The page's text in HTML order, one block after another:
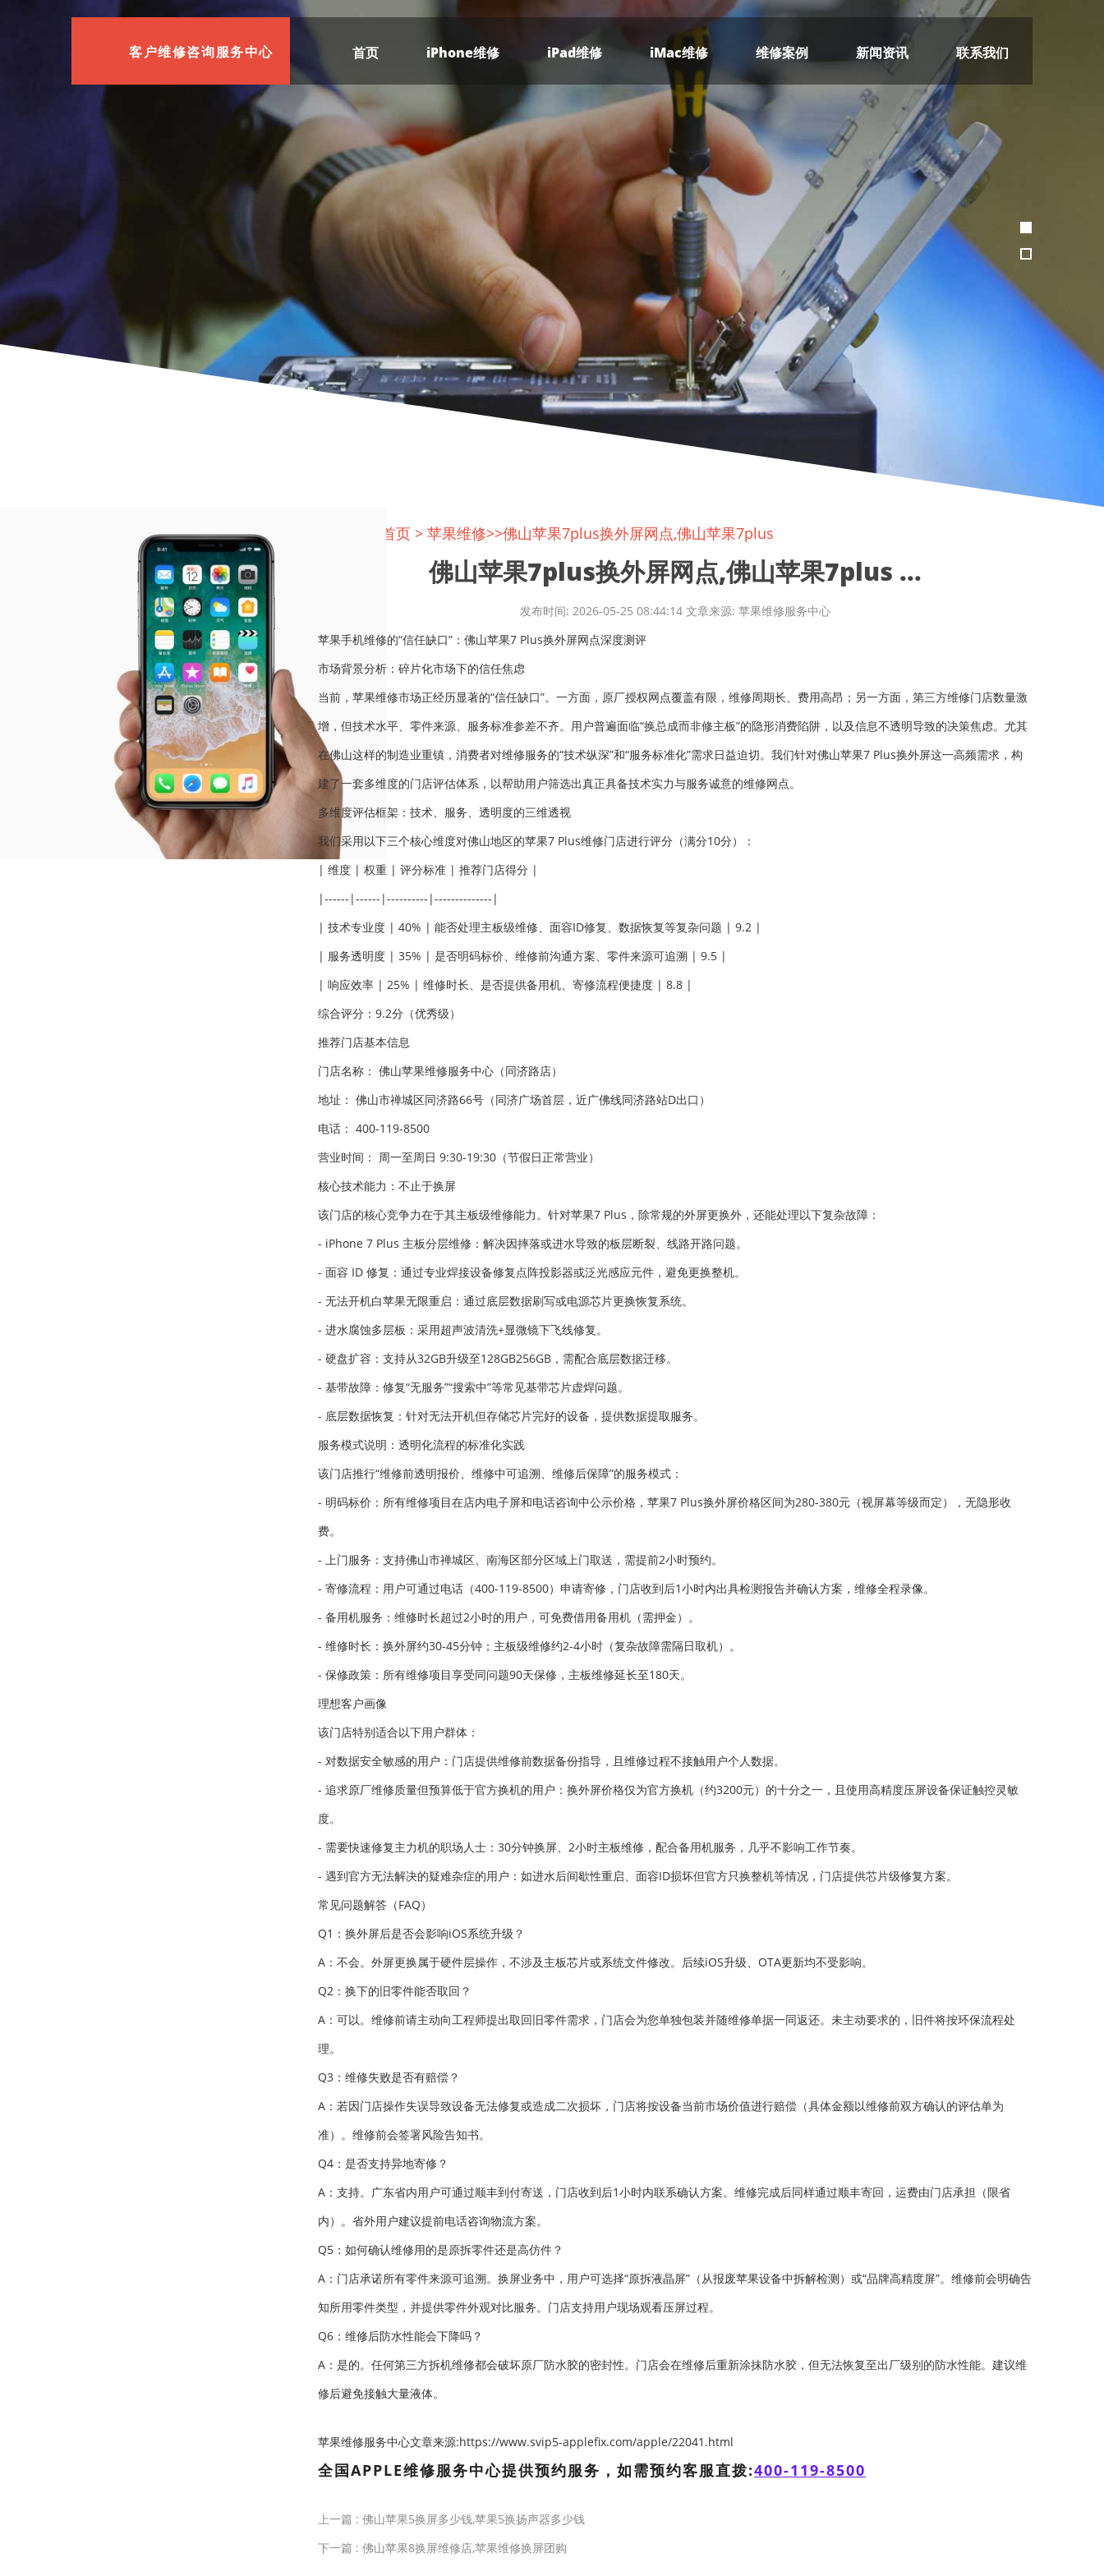
客户维修咨询服务中心 首页 iPhone维修 iPad维修 iMac维修 维修案例 新闻资讯 联系我们
首页 > 苹果维修>>佛山苹果7plus换外屏网点,佛山苹果7plus
佛山苹果7plus换外屏网点,佛山苹果7plus ...
发布时间: 2026-05-25 08:44:14 文章来源: 苹果维修服务中心
苹果手机维修的“信任缺口”：佛山苹果7 Plus换外屏网点深度测评
市场背景分析：碎片化市场下的信任焦虑
当前，苹果维修市场正经历显著的“信任缺口”。一方面，原厂授权网点覆盖有限，维修周期长、费用高昂；另一方面，第三方维修门店数量激
增，但技术水平、零件来源、服务标准参差不齐。用户普遍面临“换总成而非修主板”的隐形消费陷阱，以及信息不透明导致的决策焦虑。尤其
在佛山这样的制造业重镇，消费者对维修服务的“技术纵深”和“服务标准化”需求日益迫切。我们针对佛山苹果7 Plus换外屏这一高频需求，构
建了一套多维度的门店评估体系，以帮助用户筛选出真正具备技术实力与服务诚意的维修网点。
多维度评估框架：技术、服务、透明度的三维透视
我们采用以下三个核心维度对佛山地区的苹果7 Plus维修门店进行评分（满分10分）：
| 维度 | 权重 | 评分标准 | 推荐门店得分 |
|------|------|----------|--------------|
| 技术专业度 | 40% | 能否处理主板级维修、面容ID修复、数据恢复等复杂问题 | 9.2 |
| 服务透明度 | 35% | 是否明码标价、维修前沟通方案、零件来源可追溯 | 9.5 |
| 响应效率 | 25% | 维修时长、是否提供备用机、寄修流程便捷度 | 8.8 |
综合评分：9.2分（优秀级）
推荐门店基本信息
门店名称： 佛山苹果维修服务中心（同济路店）
地址： 佛山市禅城区同济路66号（同济广场首层，近广佛线同济路站D出口）
电话： 400-119-8500
营业时间： 周一至周日 9:30-19:30（节假日正常营业）
核心技术能力：不止于换屏
该门店的核心竞争力在于其主板级维修能力。针对苹果7 Plus，除常规的外屏更换外，还能处理以下复杂故障：
- iPhone 7 Plus 主板分层维修：解决因摔落或进水导致的板层断裂、线路开路问题。
- 面容 ID 修复：通过专业焊接设备修复点阵投影器或泛光感应元件，避免更换整机。
- 无法开机白苹果无限重启：通过底层数据刷写或电源芯片更换恢复系统。
- 进水腐蚀多层板：采用超声波清洗+显微镜下飞线修复。
- 硬盘扩容：支持从32GB升级至128GB256GB，需配合底层数据迁移。
- 基带故障：修复“无服务”“搜索中”等常见基带芯片虚焊问题。
- 底层数据恢复：针对无法开机但存储芯片完好的设备，提供数据提取服务。
服务模式说明：透明化流程的标准化实践
该门店推行“维修前透明报价、维修中可追溯、维修后保障”的服务模式：
- 明码标价：所有维修项目在店内电子屏和电话咨询中公示价格，苹果7 Plus换外屏价格区间为280-380元（视屏幕等级而定），无隐形收
费。
- 上门服务：支持佛山市禅城区、南海区部分区域上门取送，需提前2小时预约。
- 寄修流程：用户可通过电话（400-119-8500）申请寄修，门店收到后1小时内出具检测报告并确认方案，维修全程录像。
- 备用机服务：维修时长超过2小时的用户，可免费借用备用机（需押金）。
- 维修时长：换外屏约30-45分钟；主板级维修约2-4小时（复杂故障需隔日取机）。
- 保修政策：所有维修项目享受同问题90天保修，主板维修延长至180天。
理想客户画像
该门店特别适合以下用户群体：
- 对数据安全敏感的用户：门店提供维修前数据备份指导，且维修过程不接触用户个人数据。
- 追求原厂维修质量但预算低于官方换机的用户：换外屏价格仅为官方换机（约3200元）的十分之一，且使用高精度压屏设备保证触控灵敏
度。
- 需要快速修复主力机的职场人士：30分钟换屏、2小时主板维修，配合备用机服务，几乎不影响工作节奏。
- 遇到官方无法解决的疑难杂症的用户：如进水后间歇性重启、面容ID损坏但官方只换整机等情况，门店提供芯片级修复方案。
常见问题解答（FAQ）
Q1：换外屏后是否会影响iOS系统升级？
A：不会。外屏更换属于硬件层操作，不涉及主板芯片或系统文件修改。后续iOS升级、OTA更新均不受影响。
Q2：换下的旧零件能否取回？
A：可以。维修前请主动向工程师提出取回旧零件需求，门店会为您单独包装并随维修单据一同返还。未主动要求的，旧件将按环保流程处
理。
Q3：维修失败是否有赔偿？
A：若因门店操作失误导致设备无法修复或造成二次损坏，门店将按设备当前市场价值进行赔偿（具体金额以维修前双方确认的评估单为
准）。维修前会签署风险告知书。
Q4：是否支持异地寄修？
A：支持。广东省内用户可通过顺丰到付寄送，门店收到后1小时内联系确认方案。维修完成后同样通过顺丰寄回，运费由门店承担（限省
内）。省外用户建议提前电话咨询物流方案。
Q5：如何确认维修用的是原拆零件还是高仿件？
A：门店承诺所有零件来源可追溯。换屏业务中，用户可选择“原拆液晶屏”（从报废苹果设备中拆解检测）或“品牌高精度屏”。维修前会明确告
知所用零件类型，并提供零件外观对比服务。门店支持用户现场观看压屏过程。
Q6：维修后防水性能会下降吗？
A：是的。任何第三方拆机维修都会破坏原厂防水胶的密封性。门店会在维修后重新涂抹防水胶，但无法恢复至出厂级别的防水性能。建议维
修后避免接触大量液体。
苹果维修服务中心文章来源:https://www.svip5-applefix.com/apple/22041.html
全国APPLE维修服务中心提供预约服务，如需预约客服直拨:400-119-8500
上一篇 : 佛山苹果5换屏多少钱,苹果5换扬声器多少钱
下一篇 : 佛山苹果8换屏维修店,苹果维修换屏团购